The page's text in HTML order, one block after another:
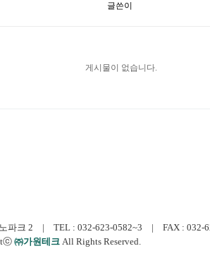
글쓴이
게시물이 없습니다.
노파크 2 | TEL : 032-623-0582~3 | FAX :
㈜가원테크 All Rights Reserved.